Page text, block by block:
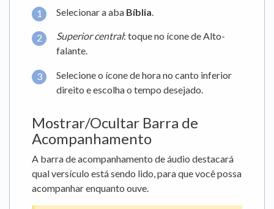
Selecionar a aba Bíblia
Superior central: toque no ícone de Alto-
falante.
Selecione o ícone de hora no canto inferior
direito e escolha o tempo desejado.
Mostrar/Ocultar Barra de
Acompanhamento
A barra de acompanhamento de áudio destacará
qual versículo está sendo lido, para que você possa
acompanhar enquanto ouve.